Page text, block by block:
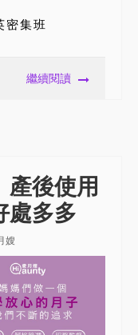
繼續閱讀
產後使用
處多多
嫂